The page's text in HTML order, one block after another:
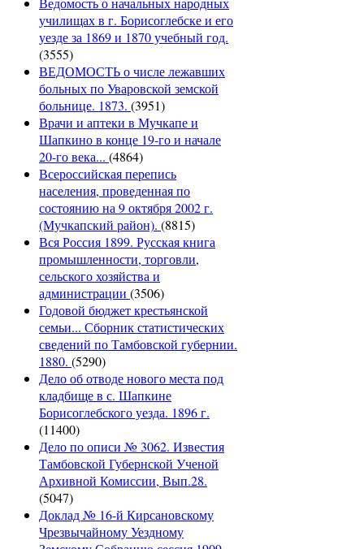
училищах в г. Борисоглебске и его
уезде за 1869 и 1870 учебный год.
(3555)
ВЕДОМОСТЬ о числе лежавших
больных по Уваровской земской
больнице. 1873. (3951)
Врачи и аптеки в Мучкапе и
Шапкино в конце 19-го и начале
20-го века... (4864)
Всероссийская перепись
населения, проведенная по
состоянию на 9 октября 2002 г.
(Мучкапский район). (8815)
Вся Россия 1899. Русская книга
промышленности, торговли,
сельского хозяйства и
администрации (3506)
Годовой бюджет крестьянской
семьи... Сборник статистических
сведений по Тамбовской губернии.
1880. (5290)
Дело об отводе нового места под
кладбище в с. Шапкине
Борисоглебского уезда. 1896 г.
(11400)
Дело по описи № 3062. Известия
Тамбовской Губернской Ученой
Архивной Комиссии, Вып.28.
(5047)
Доклад № 16-й Кирсановскому
Чрезвычайному Уездному